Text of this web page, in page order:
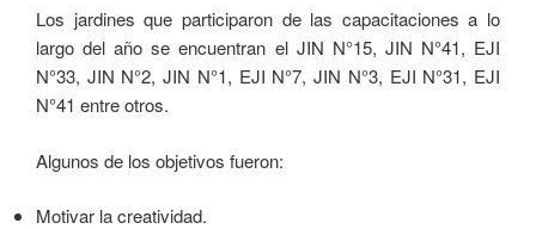
Los jardines que participaron de las capacitaciones a lo
largo del año se encuentran el JIN N°15, JIN N°41, EJI
N°33, JIN N°2, JIN N°1, EJI N°7, JIN N°3, EJI N°31, EJI
N°41 entre otros.
Algunos de los objetivos fueron:
Motivar la creatividad.